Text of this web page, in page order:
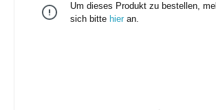
1.500 kg)Vereinfachte LagerhaltungKein
mechanisches Ausschneiden notwendig;
Um dieses Produkt zu bestellen,
sich bitte hier an.